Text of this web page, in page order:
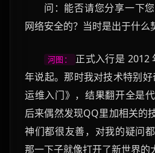
问：能否请您分享一下
网络安全的？当时是出于什么
河图：
正式入行是 2012
年说起。那时我对技术特别
运维入门》，结果翻开全是
后来偶然发现QQ里加相关的
神们都很友善，对我的疑问
那一下子就像打开了新世界的